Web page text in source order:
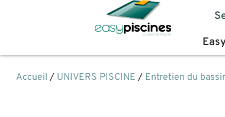
Accueil / UNIVERS PISCINE / Entretien du